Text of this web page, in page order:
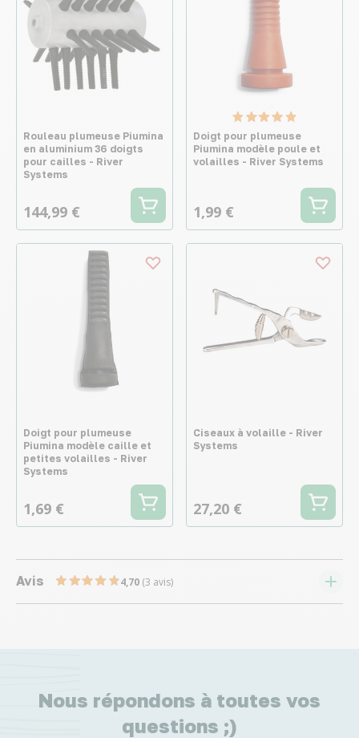
Rouleau plumeuse Piumina
en aluminium 36 doigts
pour cailles - River
Systems
144,99 €
Doigt pour plumeuse
Piumina modèle poule et
volailles - River Systems
1,99 €
Doigt pour plumeuse
Piumina modèle caille et
petites volailles - River
Systems
1,69 €
Ciseaux à volaille - River
Systems
27,20 €
Avis 4,70 (3 avis)
Nous répondons à toutes vos
questions ;)